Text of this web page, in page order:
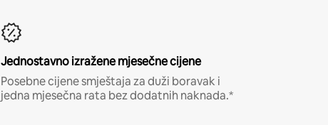
Jednostavno izražene mjesečne cijene
Posebne cijene smještaja za duži boravak i
jedna mjesečna rata bez dodatnih naknada.*